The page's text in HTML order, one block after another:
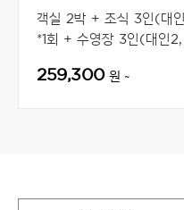
객실 2박 + 조식 3인(대
*1회 + 수영장 3인(대인2,
259,300원 ~